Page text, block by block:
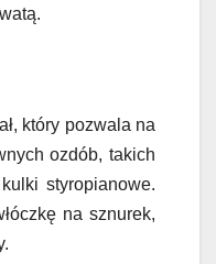
który pozwala na
ozdób, takich
styropianowe.
na sznurek,